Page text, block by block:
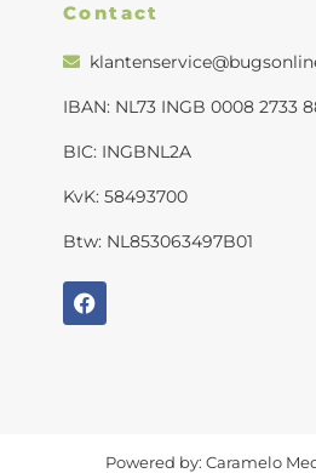
Contact
IBAN: NL73 INGB 0008 2733
BIC: INGBNL2A
KvK: 58493700
Btw: NL853063497B01
Powered by: Caramelo